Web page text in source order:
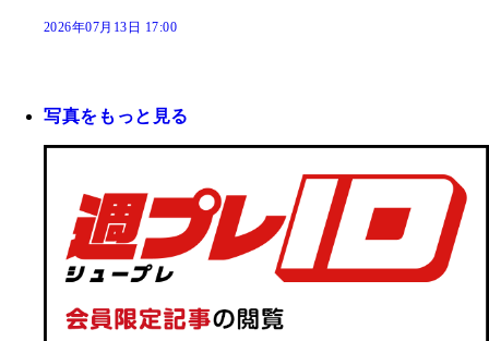
2026年07月13日 17:00
写真をもっと見る